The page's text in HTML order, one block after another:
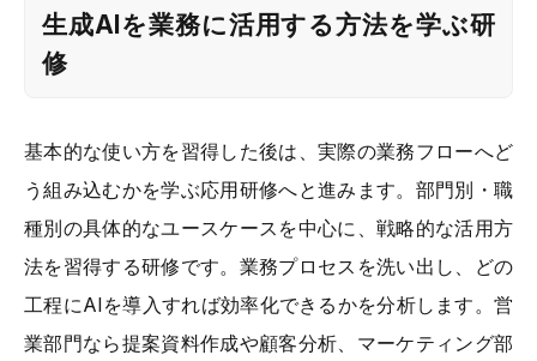
生成AIを業務に活用する方法を学ぶ研
修
基本的な使い方を習得した後は、実際の業務フローへど
う組み込むかを学ぶ応用研修へと進みます。部門別・職
種別の具体的なユースケースを中心に、戦略的な活用方
法を習得する研修です。業務プロセスを洗い出し、どの
工程にAIを導入すれば効率化できるかを分析します。営
業部門なら提案資料作成や顧客分析、マーケティング部